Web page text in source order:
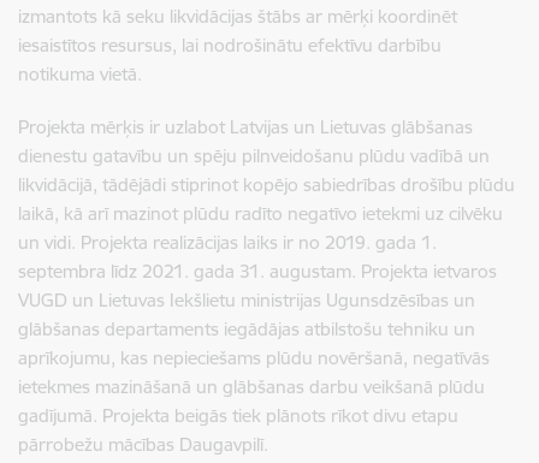
izmantots kā seku likvidācijas štābs ar mērķi koordinēt
iesaistītos resursus, lai nodrošinātu efektīvu darbību
notikuma vietā.
Projekta mērķis ir uzlabot Latvijas un Lietuvas glābšanas
dienestu gatavību un spēju pilnveidošanu plūdu vadībā un
likvidācijā, tādējādi stiprinot kopējo sabiedrības drošību plūdu
laikā, kā arī mazinot plūdu radīto negatīvo ietekmi uz cilvēku
un vidi. Projekta realizācijas laiks ir no 2019. gada 1.
septembra līdz 2021. gada 31. augustam. Projekta ietvaros
VUGD un Lietuvas Iekšlietu ministrijas Ugunsdzēsības un
glābšanas departaments iegādājas atbilstošu tehniku un
aprīkojumu, kas nepieciešams plūdu novēršanā, negatīvās
ietekmes mazināšanā un glābšanas darbu veikšanā plūdu
gadījumā. Projekta beigās tiek plānots rīkot divu etapu
pārrobežu mācības Daugavpilī.